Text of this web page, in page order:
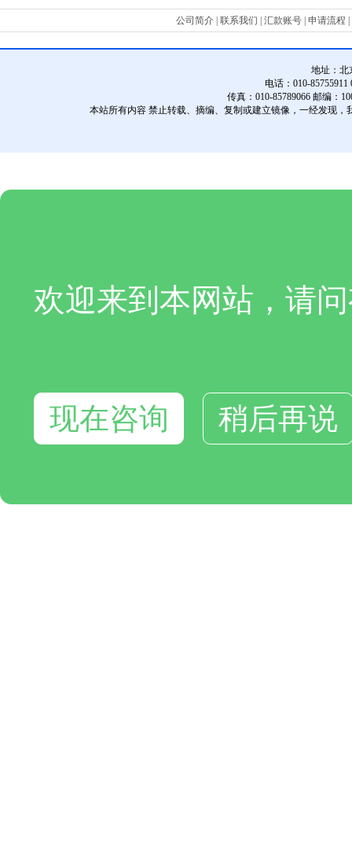
公司简介 联系我们 汇款账号 申请流程
地址：北
电话：010-85755911
传真：010-85789066 邮编：
本站所有内容 禁止转载、摘编、复制或建立镜像，一经发现
欢迎来到本网站，请
现在咨询 稍后再说